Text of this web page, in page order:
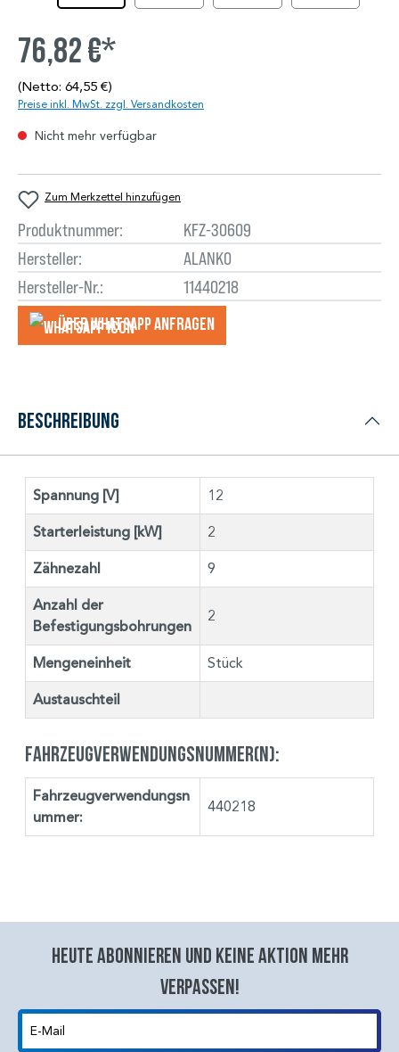
76,82 €*
(Netto: 64,55 €)
Preise inkl. MwSt. zzgl. Versandkosten
Nicht mehr verfügbar
Zum Merkzettel hinzufügen
Produktnummer:
KFZ-30609
Hersteller:
ALANKO
Hersteller-Nr.:
11440218
Über WhatsApp anfragеn
Beschreibung
Spannung [V] 12
Starterleistung [kW] 2
Zähnezahl 9
Anzahl der
Befestigungsbohrungen
2
Mengeneinheit Stück
Austauschteil
Fahrzeugverwendungsnummer(n):
Fahrzeugverwendungsn
ummer:
440218
Heute abonnieren und keine aktion mehr
verpassen!